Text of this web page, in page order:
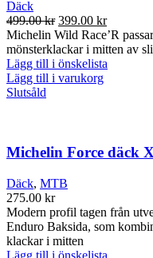
Däck
499.00kr Det
ursprungliga
priset
var:
499.00 kr.
399.00 krDet
priset
är:
Michelin Wild Race’R
mönsterklackar i mitten av
Lägg till i önskelista
Lägg till i varukorg
Slutsåld
Michelin Force däck
Däck, MTB
275.00 kr
Modern profil tagen från
Enduro Baksida, som
klackar i mitten
Lägg till i önskelista